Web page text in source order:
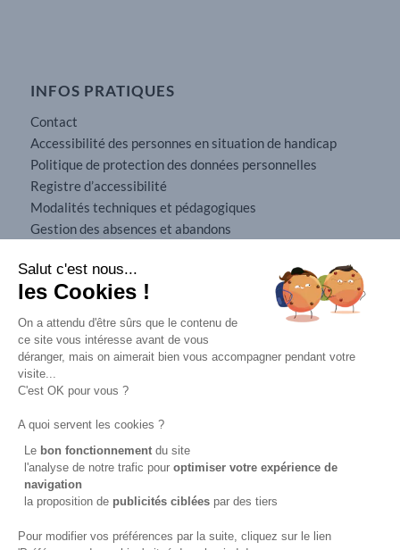
Salut c'est nous...
les Cookies !
On a attendu d'être sûrs que le contenu de
ce site vous intéresse avant de vous
déranger, mais on aimerait bien vous accompagner pendant votre
visite...
C'est OK pour vous ?
A quoi servent les cookies ?
Le bon fonctionnement du site
l'analyse de notre trafic pour optimiser votre expérience de
navigation
la proposition de publicités ciblées par des tiers
Pour modifier vos préférences par la suite, cliquez sur le lien
INFOS PRATIQUES
Contact
Accessibilité des personnes en situation de handicap
Politique de protection des données personnelles
Registre d’accessibilité
Modalités techniques et pédagogiques
Gestion des absences et abandons
Mobilité internationale
Mentions légales
94100 ST MAUR DES FOSSÉS
01 48 89 71 71